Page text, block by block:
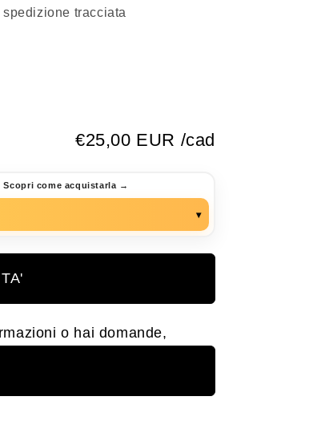
tracciata
€25,00 EUR /cad
Scopri come acquistarla →
▾
edizione limitata.
completare l’acquisto, contattami
o hai domande,